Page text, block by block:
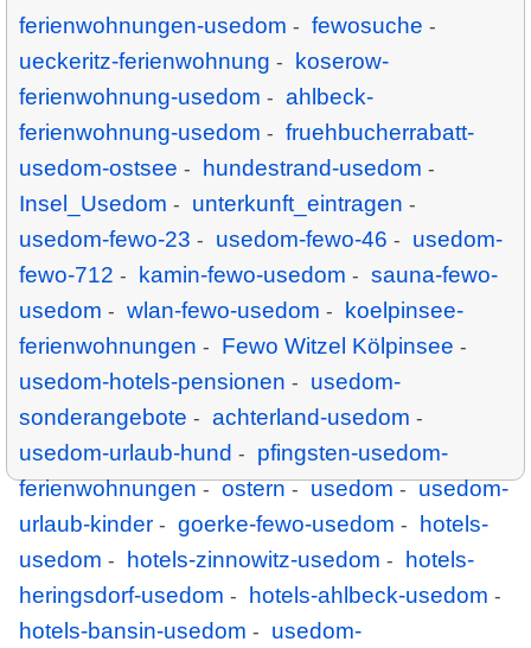
ferienwohnungen-usedom - fewosuche -
ueckeritz-ferienwohnung -
koserow-
ferienwohnung-usedom - ahlbeck-
ferienwohnung-usedom - fruehbucherrabatt-
usedom-ostsee - hundestrand-usedom -
Insel_Usedom - unterkunft_eintragen -
usedom-fewo-23 - usedom-fewo-46 - usedom-
fewo-712 - kamin-fewo-usedom - sauna-fewo-
usedom - wlan-fewo-usedom -
koelpinsee-
ferienwohnungen - Fewo Witzel Kölpinsee -
usedom-hotels-pensionen - usedom-
sonderangebote - achterland-usedom -
usedom-urlaub-hund - pfingsten-usedom-
ferienwohnungen - ostern - usedom - usedom-
urlaub-kinder - goerke-fewo-usedom -
hotels-
usedom - hotels-zinnowitz-usedom -
hotels-
heringsdorf-usedom - hotels-ahlbeck-usedom -
hotels-bansin-usedom - usedom-